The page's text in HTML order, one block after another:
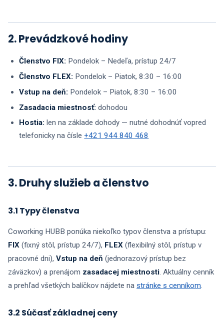
2. Prevádzkové hodiny
Členstvo FIX: Pondelok – Nedeľa, prístup 24/7
Členstvo FLEX: Pondelok – Piatok, 8:30 – 16:00
Vstup na deň: Pondelok – Piatok, 8:30 – 16:00
Zasadacia miestnosť: dohodou
Hostia: len na základe dohody — nutné dohodnúť vopred
telefonicky na čísle+421 944 840 468
3. Druhy služieb a členstvo
3.1 Typy členstva
Coworking HUBB ponúka niekoľko typov členstva a prístupu:
FIX (fixný stôl, prístup 24/7), FLEX (flexibilný stôl, prístup v
pracovné dni), Vstup na deň (jednorazový prístup bez
záväzkov) a prenájom zasadacej miestnosti. Aktuálny cenník
a prehľad všetkých balíčkov nájdete na stránke s cenníkom.
3.2 Súčasť základnej ceny